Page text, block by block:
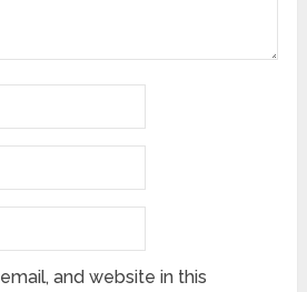
and website in this